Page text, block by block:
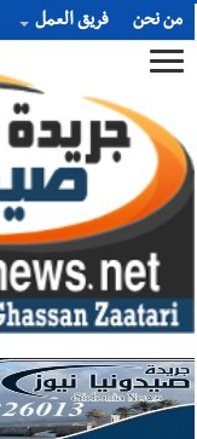
من نحن فريق العمل